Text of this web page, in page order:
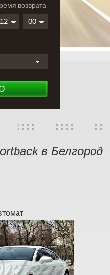
возврата
12 00
в Белгород